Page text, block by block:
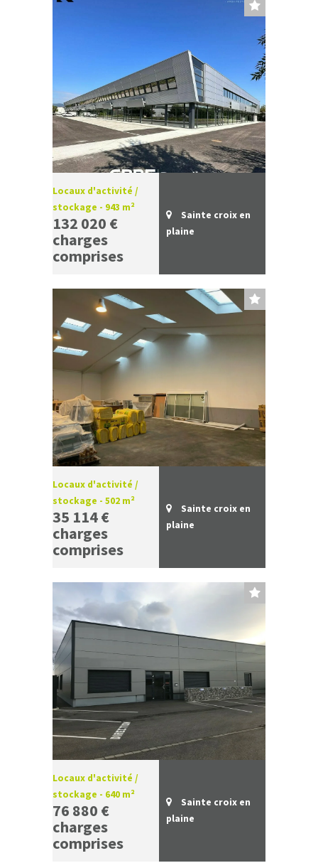
Locaux d'activité /
stockage - 943 m²
132 020 €
charges
comprises
Sainte croix en
plaine
Locaux d'activité /
stockage - 502 m²
35 114 €
charges
comprises
Sainte croix en
plaine
Locaux d'activité /
stockage - 640 m²
76 880 €
charges
comprises
Sainte croix en
plaine